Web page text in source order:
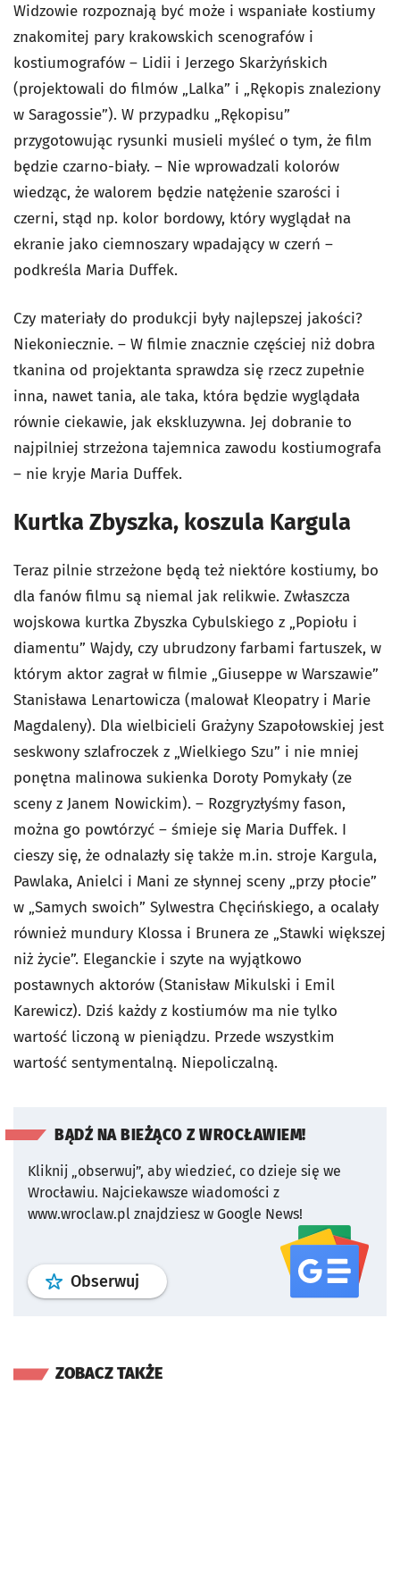
Widzowie rozpoznają być może i wspaniałe kostiumy
znakomitej pary krakowskich scenografów i
kostiumografów – Lidii i Jerzego Skarżyńskich
(projektowali do filmów „Lalka” i „Rękopis znaleziony
w Saragossie”). W przypadku „Rękopisu”
przygotowując rysunki musieli myśleć o tym, że film
będzie czarno-biały. – Nie wprowadzali kolorów
wiedząc, że walorem będzie natężenie szarości i
czerni, stąd np. kolor bordowy, który wyglądał na
ekranie jako ciemnoszary wpadający w czerń –
podkreśla Maria Duffek.
Czy materiały do produkcji były najlepszej jakości?
Niekoniecznie. – W filmie znacznie częściej niż dobra
tkanina od projektanta sprawdza się rzecz zupełnie
inna, nawet tania, ale taka, która będzie wyglądała
równie ciekawie, jak ekskluzywna. Jej dobranie to
najpilniej strzeżona tajemnica zawodu kostiumografa
– nie kryje Maria Duffek.
Kurtka Zbyszka, koszula Kargula
Teraz pilnie strzeżone będą też niektóre kostiumy, bo
dla fanów filmu są niemal jak relikwie. Zwłaszcza
wojskowa kurtka Zbyszka Cybulskiego z „Popiołu i
diamentu” Wajdy, czy ubrudzony farbami fartuszek, w
którym aktor zagrał w filmie „Giuseppe w Warszawie”
Stanisława Lenartowicza (malował Kleopatry i Marie
Magdaleny). Dla wielbicieli Grażyny Szapołowskiej jest
seskwony szlafroczek z „Wielkiego Szu” i nie mniej
ponętna malinowa sukienka Doroty Pomykały (ze
sceny z Janem Nowickim). – Rozgryzłyśmy fason,
można go powtórzyć – śmieje się Maria Duffek. I
cieszy się, że odnalazły się także m.in. stroje Kargula,
Pawlaka, Anielci i Mani ze słynnej sceny „przy płocie”
w „Samych swoich” Sylwestra Chęcińskiego, a ocalały
również mundury Klossa i Brunera ze „Stawki większej
niż życie”. Eleganckie i szyte na wyjątkowo
postawnych aktorów (Stanisław Mikulski i Emil
Karewicz). Dziś każdy z kostiumów ma nie tylko
wartość liczoną w pieniądzu. Przede wszystkim
wartość sentymentalną. Niepoliczalną.
BĄDŹ NA BIEŻĄCO Z WROCŁAWIEM!
Kliknij „obserwuj”, aby wiedzieć, co dzieje się we
Wrocławiu. Najciekawsze wiadomości z
www.wroclaw.pl znajdziesz w Google News!
Obserwuj profil serwisu
ZOBACZ TAKŻE